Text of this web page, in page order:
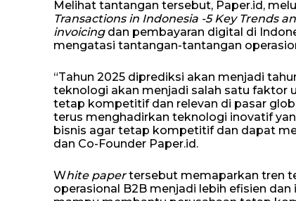
Melihat tantangan tersebut, Paper.id,
Transactions in Indonesia -5 Key Trends
invoicingdan pembayaran digital di
mengatasi tantangan-tantangan
“Tahun 2025 diprediksi akan menjadi
teknologi akan menjadi salah satu faktor
tetap kompetitif dan relevan di pasar
terus menghadirkan teknologi inovatif
bisnis agar tetap kompetitif dan dapat
dan Co-Founder Paper.id.
White papertersebut memaparkan tren
operasional B2B menjadi lebih efisien